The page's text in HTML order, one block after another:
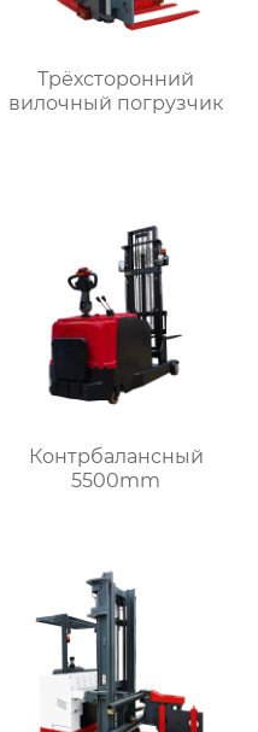
Трёхсторонний
вилочный погрузчик
Контрбалансный
5500mm